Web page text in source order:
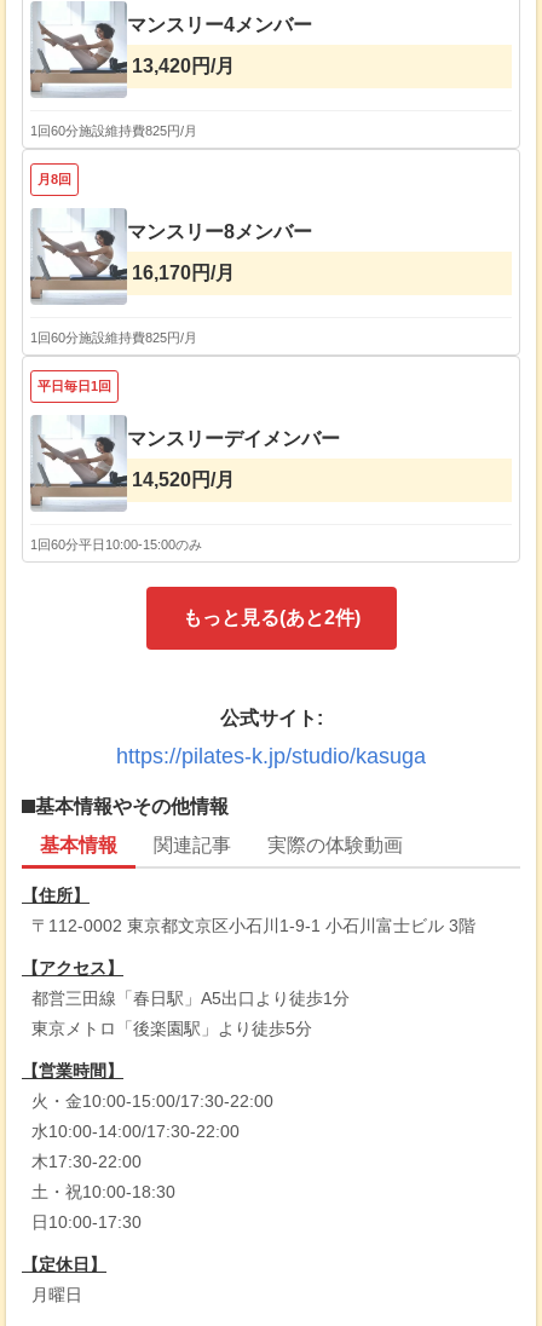
マンスリー4メンバー
13,420円/月
1回60分施設維持費825円/月
月8回
マンスリー8メンバー
16,170円/月
1回60分施設維持費825円/月
平日毎日1回
マンスリーデイメンバー
14,520円/月
1回60分平日10:00-15:00のみ
もっと見る(あと2件)
公式サイト:
https://pilates-k.jp/studio/kasuga
基本情報やその他情報
基本情報
関連記事 実際の体験動画
【住所】
〒112-0002 東京都文京区小石川1-9-1 小石川富士ビル 3階
【アクセス】
都営三田線「春日駅」A5出口より徒歩1分
東京メトロ「後楽園駅」より徒歩5分
【営業時間】
火・金10:00-15:00/17:30-22:00
水10:00-14:00/17:30-22:00
木17:30-22:00
土・祝10:00-18:30
日10:00-17:30
【定休日】
月曜日